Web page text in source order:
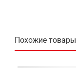
Похожие товары